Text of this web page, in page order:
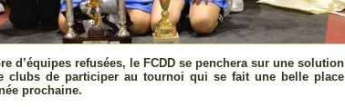
d’équipes refusées, le FCDD se penchera sur une solution
clubs de participer au tournoi qui se fait une belle place
prochaine.